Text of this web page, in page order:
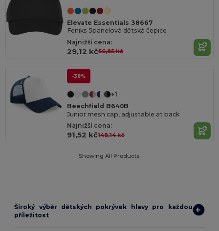
Elevate Essentials 38667
Feniks 5panelová dětská čepice
Najnižší cena:
29,12 kč56,85 kč
-38%
+1
Beechfield B640B
Junior mesh cap, adjustable at back
Najnižší cena:
91,52 kč148,14 kč
Showing All Products.
Široký výběr dětských pokrývek hlavy pro každou
příležitost